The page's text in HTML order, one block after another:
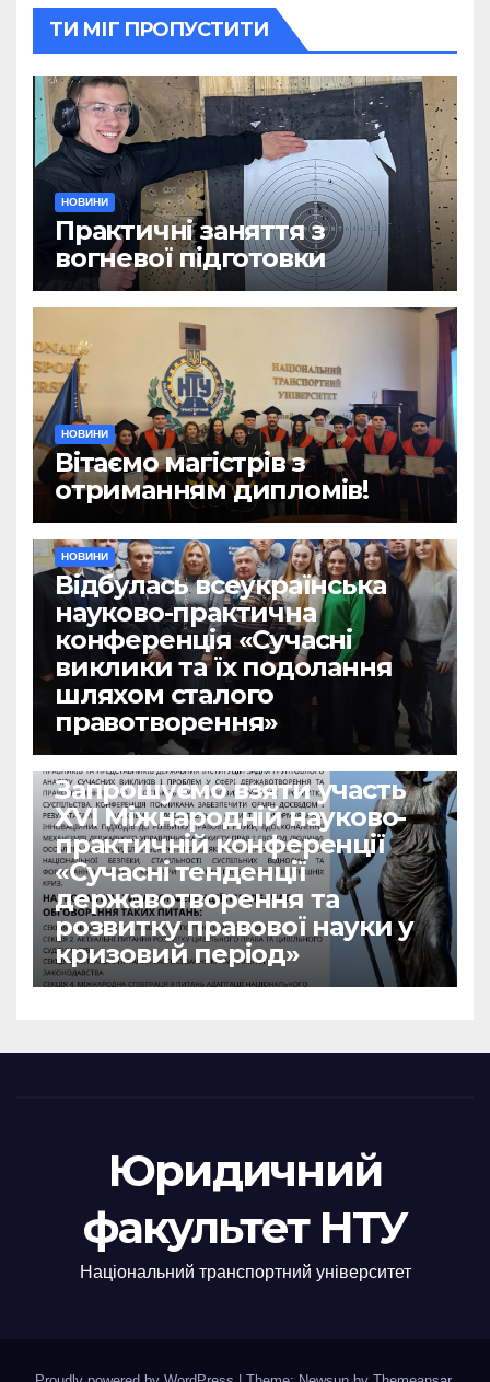
ТИ МІГ ПРОПУСТИТИ
НОВИНИ
Практичні заняття з
вогневої підготовки
НОВИНИ
Вітаємо магістрів з
отриманням дипломів!
НОВИНИ
Відбулась всеукраїнська
науково-практична
конференція «Сучасні
виклики та їх подолання
шляхом сталого
правотворення»
Запрошуємо взяти участь
ХVІ Міжнародній науково-
практичній конференції
«Сучасні тенденції
державотворення та
розвитку правової науки у
кризовий період»
Юридичний
факультет НТУ
Національний транспортний університет